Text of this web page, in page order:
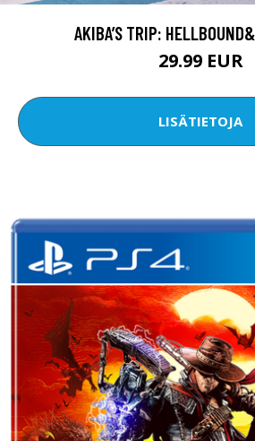
AKIBA’S TRIP:
29.99 EUR
LISÄTIETOJA